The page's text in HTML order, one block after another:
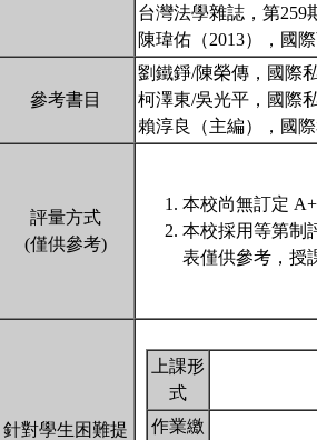
台灣法學雜誌，第259
陳瑋佑（2013），國
參考書目
劉鐵錚/陳榮傳，國際
柯澤東/吳光平，國際
賴淳良（主編），國
評量方式
(僅供參考)
本校尚無訂定 A+
本校採用等第制
表僅供參考，授
針對學生困難提
上課形
式
作業繳